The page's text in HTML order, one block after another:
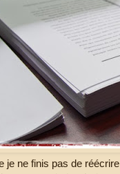
je ne finis pas de